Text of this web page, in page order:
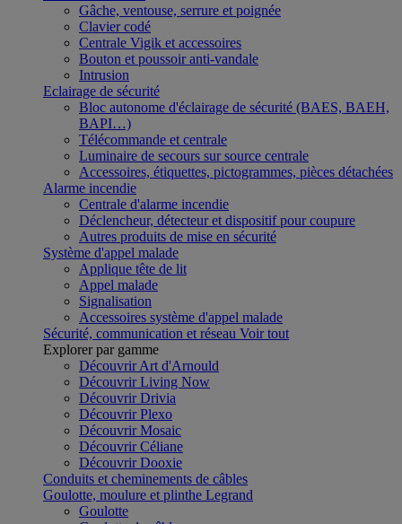
Gâche, ventouse, serrure et poignée
Clavier codé
Centrale Vigik et accessoires
Bouton et poussoir anti-vandale
Intrusion
Eclairage de sécurité
Bloc autonome d'éclairage de sécurité (BAES, BAEH,
BAPI…)
Télécommande et centrale
Luminaire de secours sur source centrale
Accessoires, étiquettes, pictogrammes, pièces détachées
Alarme incendie
Centrale d'alarme incendie
Déclencheur, détecteur et dispositif pour coupure
Autres produits de mise en sécurité
Système d'appel malade
Applique tête de lit
Appel malade
Signalisation
Accessoires système d'appel malade
Sécurité, communication et réseau Voir tout
Explorer par gamme
Découvrir Art d'Arnould
Découvrir Living Now
Découvrir Drivia
Découvrir Plexo
Découvrir Mosaic
Découvrir Céliane
Découvrir Dooxie
Conduits et cheminements de câbles
Goulotte, moulure et plinthe Legrand
Goulotte